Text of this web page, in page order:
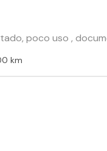
poco uso ,
km